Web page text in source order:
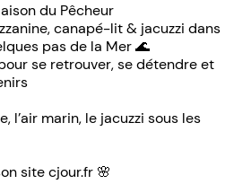
du Pêcheur
canapé-lit & jacuzzi dans
pas de la Mer 🌊
se retrouver, se détendre et
l’air marin, le jacuzzi sous les
site cjour.fr 🌸